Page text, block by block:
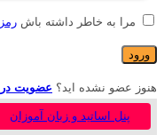
مرا به خاطر داشته باش
هنوز عضو نشده اید؟ عضویت
پنل اساتید و زبان آموزان